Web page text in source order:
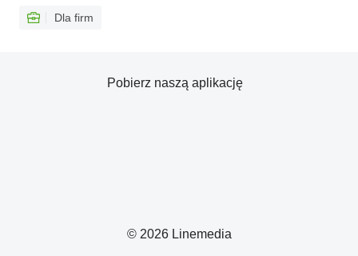
Dla firm
© 2026 Linemedia
Pobierz naszą aplikację